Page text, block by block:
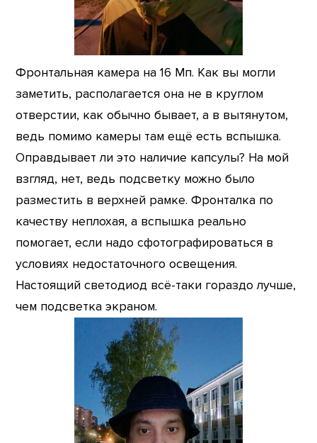
Фронтальная камера на 16 Мп. Как вы могли
заметить, располагается она не в круглом
отверстии, как обычно бывает, а в вытянутом,
ведь помимо камеры там ещё есть вспышка.
Оправдывает ли это наличие капсулы? На мой
взгляд, нет, ведь подсветку можно было
разместить в верхней рамке. Фронталка по
качеству неплохая, а вспышка реально
помогает, если надо сфотографироваться в
условиях недостаточного освещения.
Настоящий светодиод всё-таки гораздо лучше,
чем подсветка экраном.